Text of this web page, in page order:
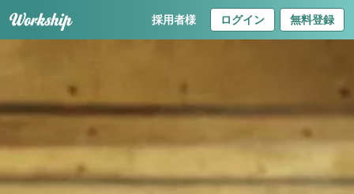
採用者様 ログイン 無料登録